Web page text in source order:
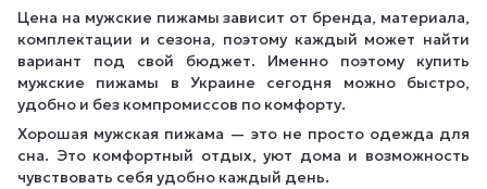
Цена на мужские пижамы зависит от бренда, материала,
комплектации и сезона, поэтому каждый может найти
вариант под свой бюджет. Именно поэтому купить
мужские пижамы в Украине сегодня можно быстро,
удобно и без компромиссов по комфорту.
Хорошая мужская пижама — это не просто одежда для
сна. Это комфортный отдых, уют дома и возможность
чувствовать себя удобно каждый день.